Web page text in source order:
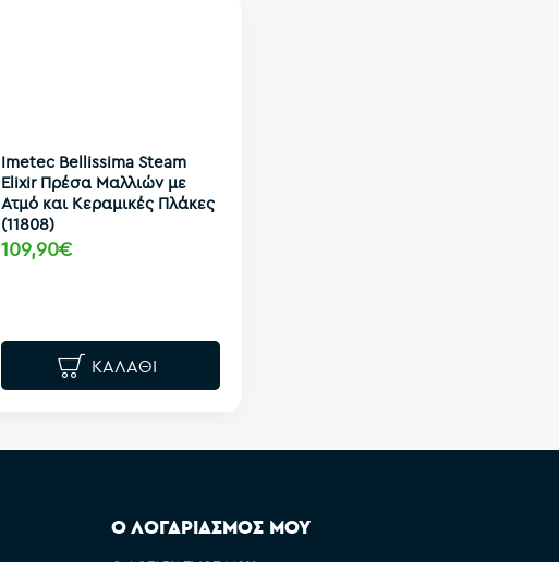
Imetec Bellissima Steam
Elixir Πρέσα Μαλλιών με
Ατμό και Κεραμικές Πλάκες
(11808)
109,90€
ΚΑΛΆΘΙ
Ο ΛΟΓΑΡΙΑΣΜΟΣ ΜΟΥ